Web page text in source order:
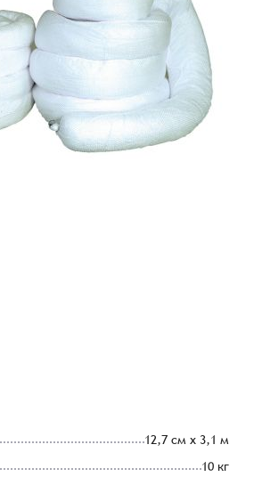
12,7 см x 3,1 м
10 кг